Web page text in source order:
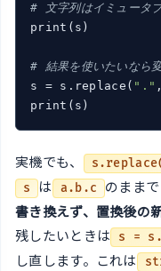
# 文字列はイミュー
# 結果を使いたいなら
s = s.replace( "."
実機でも、
s は a.b.c のまま
書き換えず、置換後の
残したいときは
s =
し直します。これは